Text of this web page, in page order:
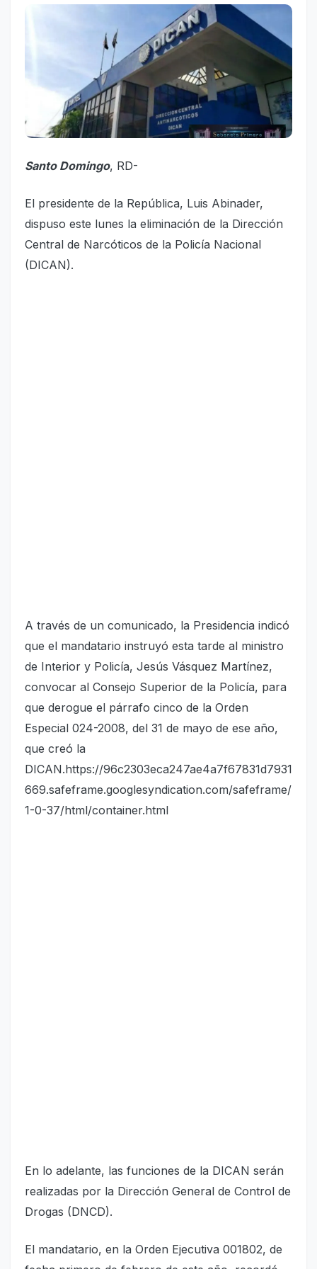
Santo Domingo, RD-
El presidente de la República, Luis Abinader,
dispuso este lunes la eliminación de la Dirección
Central de Narcóticos de la Policía Nacional
(DICAN).
A través de un comunicado, la Presidencia indicó
que el mandatario instruyó esta tarde al ministro
de Interior y Policía, Jesús Vásquez Martínez,
convocar al Consejo Superior de la Policía, para
que derogue el párrafo cinco de la Orden
Especial 024-2008, del 31 de mayo de ese año,
que creó la
DICAN.https://96c2303eca247ae4a7f67831d7931
669.safeframe.googlesyndication.com/safeframe/
1-0-37/html/container.html
En lo adelante, las funciones de la DICAN serán
realizadas por la Dirección General de Control de
Drogas (DNCD).
El mandatario, en la Orden Ejecutiva 001802, de